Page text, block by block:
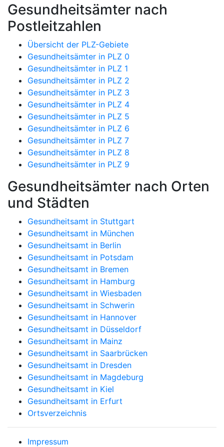
Gesundheitsämter nach
Postleitzahlen
Übersicht der PLZ-Gebiete
Gesundheitsämter in PLZ 0
Gesundheitsämter in PLZ 1
Gesundheitsämter in PLZ 2
Gesundheitsämter in PLZ 3
Gesundheitsämter in PLZ 4
Gesundheitsämter in PLZ 5
Gesundheitsämter in PLZ 6
Gesundheitsämter in PLZ 7
Gesundheitsämter in PLZ 8
Gesundheitsämter in PLZ 9
Gesundheitsämter nach Orten
und Städten
Gesundheitsamt in Stuttgart
Gesundheitsamt in München
Gesundheitsamt in Berlin
Gesundheitsamt in Potsdam
Gesundheitsamt in Bremen
Gesundheitsamt in Hamburg
Gesundheitsamt in Wiesbaden
Gesundheitsamt in Schwerin
Gesundheitsamt in Hannover
Gesundheitsamt in Düsseldorf
Gesundheitsamt in Mainz
Gesundheitsamt in Saarbrücken
Gesundheitsamt in Dresden
Gesundheitsamt in Magdeburg
Gesundheitsamt in Kiel
Gesundheitsamt in Erfurt
Ortsverzeichnis
Impressum